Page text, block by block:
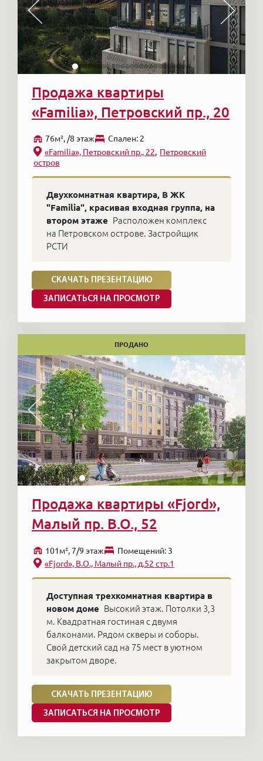
Продажа квартиры
«Familia», Петровский пр., 20
76м², /8 этаж
Cпален: 2
«Familia», Петровский пр., 22
Петровский
остров
Двухкомнатная квартира, В ЖК
"Familia", красивая входная группа, на
втором этаже Расположен комплекс
на Петровском острове. Застройщик
РСТИ
СКАЧАТЬ ПРЕЗЕНТАЦИЮ
ЗАПИСАТЬСЯ НА ПРОСМОТР
ПРОДАНО
Продажа квартиры «Fjord»,
Малый пр. В.О., 52
101м², 7/9 этаж
Помещений: 3
«Fjord», В.О., Малый пр., д.52 стр.1
Доступная трехкомнатная квартира в
новом доме Высокий этаж. Потолки 3,3
м. Квадратная гостиная с двумя
балконами. Рядом скверы и соборы.
Свой детский сад на 75 мест в уютном
закрытом дворе.
СКАЧАТЬ ПРЕЗЕНТАЦИЮ
ЗАПИСАТЬСЯ НА ПРОСМОТР